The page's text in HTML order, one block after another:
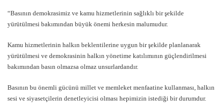
“Basının demokrasimiz ve kamu hizmetlerinin sağlıklı bir şekilde
yürütülmesi bakımından büyük önemi herkesin malumudur.
Kamu hizmetlerinin halkın beklentilerine uygun bir şekilde planlanarak
yürütülmesi ve demokrasinin halkın yönetime katılımının güçlendirilmesi
bakımından basın olmazsa olmaz unsurlardandır.
Basının bu önemli gücünü millet ve memleket menfaatine kullanması, halkın
sesi ve siyasetçilerin denetleyicisi olması hepimizin istediği bir durumdur.